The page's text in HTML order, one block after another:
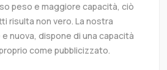
peso e maggiore capacità, ciò
risulta non vero. La nostra
nuova, dispone di una capacità
come pubblicizzato.